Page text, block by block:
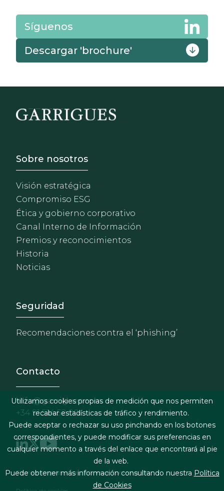
Síguenos
Descargar 'brochure'
Footer - Sobre Nosotros
Sobre nosotros
Visión estratégica
Compromiso ESG
Ética y gobierno corporativo
Canal Interno de Información
Premios y reconocimientos
Historia
Noticias
Footer - Extranet y
Seguridad
Recomendaciones contra el ‘phishing’
Contacto
info@garrigues.com
+34 91 514 52 00
Footer menu
Términos legales y condiciones de contratación
Utilizamos cookies propias de medición que nos permiten
recabar estadísticas de tráfico y rendimiento.
Puede aceptar o rechazar su uso pinchando en los botones
correspondientes, y puede modificar sus preferencias en
cualquier momento a través del enlace que encontrará al pie
de la web.
Puede obtener más información consultando nuestra Política
de Cookies